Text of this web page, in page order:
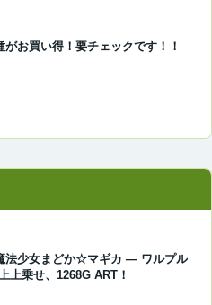
がお買い得！要チェックです！！
法少女まどか☆マギカ ― ワルプル
上乗せ、1268G ART！